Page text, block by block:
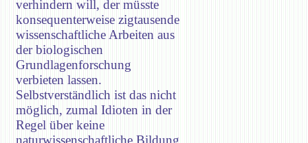
verhindern will, der müsste
konsequenterweise zigtausende
wissenschaftliche Arbeiten aus
der biologischen
Grundlagenforschung
verbieten lassen.
Selbstverständlich ist das nicht
möglich, zumal Idioten in der
Regel über keine
naturwissenschaftliche Bildung